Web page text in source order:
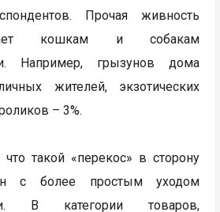
Прочая живность
кошкам и собакам
Например, грызунов дома
жителей, экзотических
– 3%.
такой «перекос» в сторону
с более простым уходом
В категории товаров,